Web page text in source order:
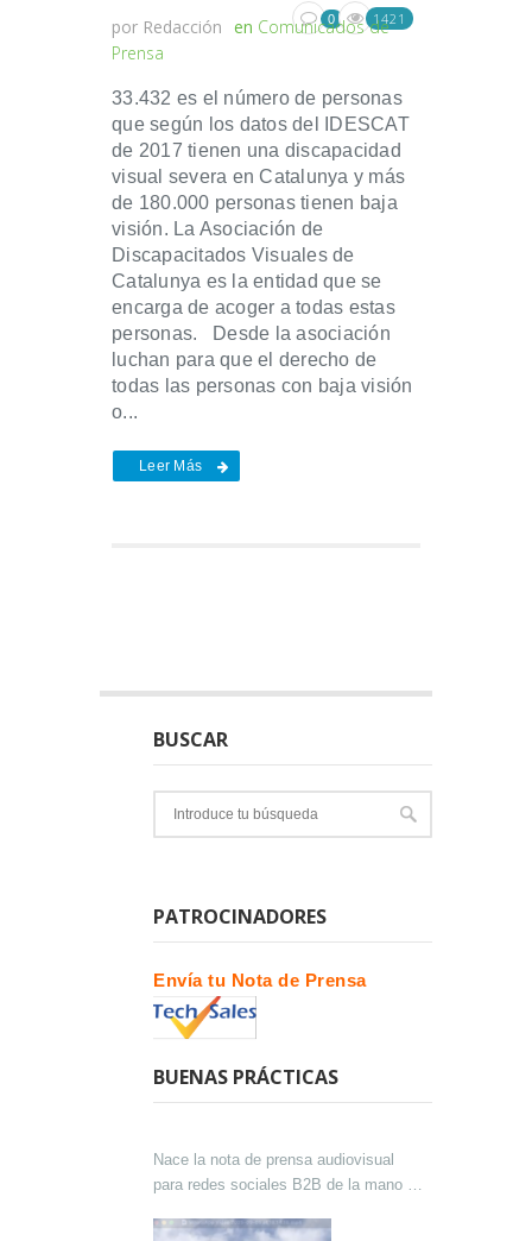
por Redacción en Comunicados de
Prensa
0 1421
33.432 es el número de personas
que según los datos del IDESCAT
de 2017 tienen una discapacidad
visual severa en Catalunya y más
de 180.000 personas tienen baja
visión. La Asociación de
Discapacitados Visuales de
Catalunya es la entidad que se
encarga de acoger a todas estas
personas. Desde la asociación
luchan para que el derecho de
todas las personas con baja visión
o...
Leer Más
BUSCAR
PATROCINADORES
Envía tu Nota de Prensa
BUENAS PRÁCTICAS
Nace la nota de prensa audiovisual
para redes sociales B2B de la mano de